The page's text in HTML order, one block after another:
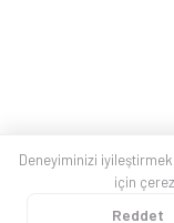
Deneyiminizi
için
Reddet